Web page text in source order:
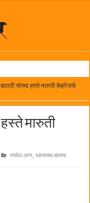
राज्यभरातून शुभेच्छांचा वर्षाव
भव्य मूट कोर्टचे बुधवारी
ठाकूर यांच्या उद्घाटन
यांच्या हस्ते मारुती बेव्हरेजचे
मारुती
पनवेल-उरण ,महत्वाच्या बातम्या